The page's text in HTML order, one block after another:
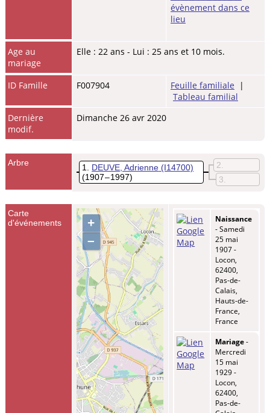
Age au
mariage
Elle : 22 ans - Lui : 25 ans et 10 mois.
ID Famille F007904 Feuille familiale |
Tableau familial
Dernière
modif.
Dimanche 26 avr 2020
Arbre 1 DEUVE, Adrienne (I14700)
(1907 – 1997)
2
3
Carte
d'événements
+
–
Naissance
- Samedi
25 mai
1907 -
Locon,
62400,
Pas-de-
Calais,
Hauts-de-
France,
France
Mariage-
Mercredi
15 mai
1929 -
Locon,
62400,
Pas-de-